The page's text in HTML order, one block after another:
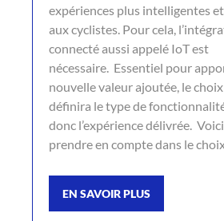
expériences plus intelligentes
aux cyclistes. Pour cela,
connecté aussi appelé IoT est
nécessaire. Essentiel pour
nouvelle valeur ajoutée, le choix
définira le type de
donc l’expérience délivrée.
prendre en compte dans le
EN SAVOIR PLUS